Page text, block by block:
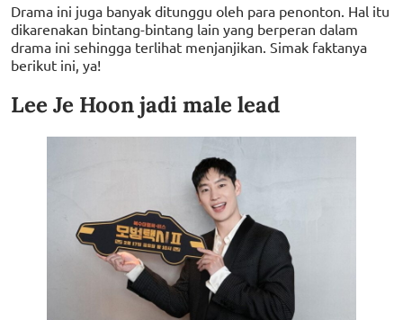
Drama ini juga banyak ditunggu oleh para penonton. Hal itu
dikarenakan bintang-bintang lain yang berperan dalam
drama ini sehingga terlihat menjanjikan. Simak faktanya
berikut ini, ya!
Lee Je Hoon jadi male lead